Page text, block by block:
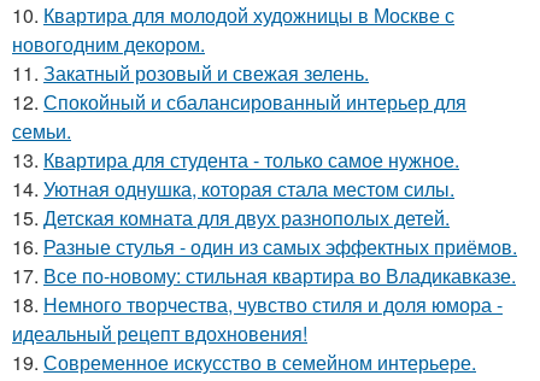
10. Квартира для молодой художницы в Москве с
новогодним декором.
11. Закатный розовый и свежая зелень.
12. Спокойный и сбалансированный интерьер для
семьи.
13. Квартира для студента - только самое нужное.
14. Уютная однушка, которая стала местом силы.
15. Детская комната для двух разнополых детей.
16. Разные стулья - один из самых эффектных приёмов.
17. Все по-новому: стильная квартира во Владикавказе.
18. Немного творчества, чувство стиля и доля юмора -
идеальный рецепт вдохновения!
19. Современное искусство в семейном интерьере.